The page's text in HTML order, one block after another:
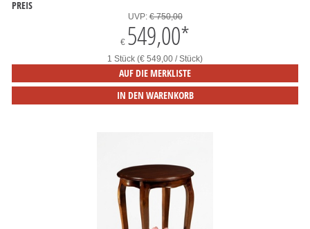
PREIS
UVP:€ 750,00
€ 549,00*
1 Stück (€ 549,00 / Stück)
AUF DIE MERKLISTE
IN DEN WARENKORB